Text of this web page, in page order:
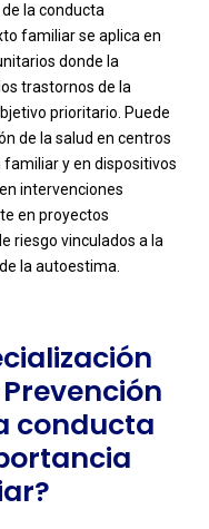
la conducta
familiar se aplica en
donde la
trastornos de la
prioritario. Puede
de la salud en centros
y en dispositivos
intervenciones
en proyectos
riesgo vinculados a la
la autoestima.
conducta